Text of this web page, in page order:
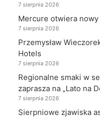
7 sierpnia 2026
Mercure otwiera
7 sierpnia 2026
Przemysław
Hotels
7 sierpnia 2026
Regionalne smaki w
zaprasza na „Lato na
7 sierpnia 2026
Sierpniowe zjawiska